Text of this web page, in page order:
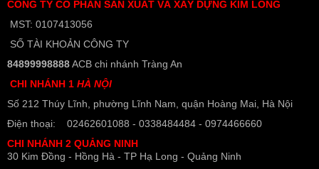
CÔNG TY CỔ PHẨN SẢN XUẤT VÀ XÂY DỰNG KIM LONG
MST: 0107413056
SỐ TÀI KHOẢN CÔNG TY
84899998888ACB chi nhánh Tràng An
CHI NHÁNH 1 HÀ NỘI
Số 212 Thúy Lĩnh, phường Lĩnh Nam, quận Hoàng Mai, Hà Nội
Điện thoại: 02462601088 - 0338484484 - 0974466660
CHI NHÁNH 2 QUẢNG NINH
30 Kim Đồng - Hồng Hà - TP Hạ Long - Quảng Ninh